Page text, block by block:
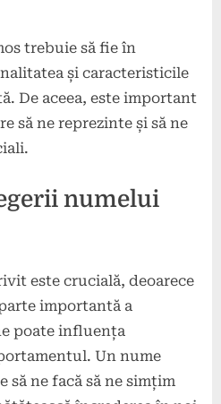
trebuie să fie în
și caracteristicile
De aceea, este important
să ne reprezinte și să ne
numelui
este crucială, deoarece
importantă a
poate influența
Un nume
să ne facă să ne simțim